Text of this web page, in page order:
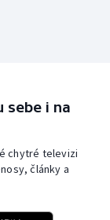
sebe i na
chytré televizi
články a